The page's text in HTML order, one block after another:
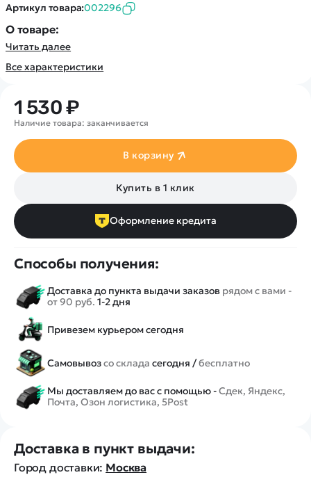
Артикул товара:002296
О товаре:
Читать далее
Все характеристики
1 530 ₽
Наличие товара: заканчивается
В корзину
Купить в 1 клик
Оформление кредита
Способы получения:
Доставка до пункта выдачи заказов рядом с вами -
от 90 руб. 1-2 дня
Привезем курьером сегодня
Самовывозсо склада сегодня /бесплатно
Мы доставляем до вас с помощью -Сдек, Яндекс,
Почта, Озон логистика, 5Post
Доставка в пункт выдачи:
Город доставки: Москва
Вертолеты
Роботы
Самолеты
Детские электромобили
Спецтехника
Железные дороги
Конструкторы
Блог
Статьи про беспилотники
Обзор квадрокоптеров
Аренда Квадрокоптеров
Контакты
Оплата и доставка
Помощь
Оплата на сайте